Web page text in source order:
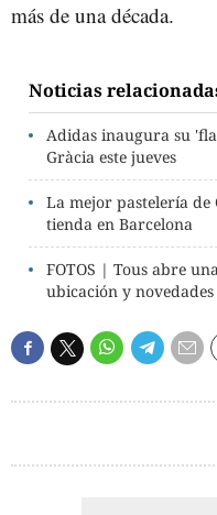
más de una década.
Noticias
Adidas inaugura su
Gràcia este jueves
La mejor pastelería
tienda en Barcelona
FOTOS | Tous abre
ubicación y novedades